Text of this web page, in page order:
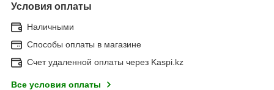
Условия оплаты
Наличными
Способы оплаты в магазине
Счет удаленной оплаты через Kaspi.kz
Все условия оплаты